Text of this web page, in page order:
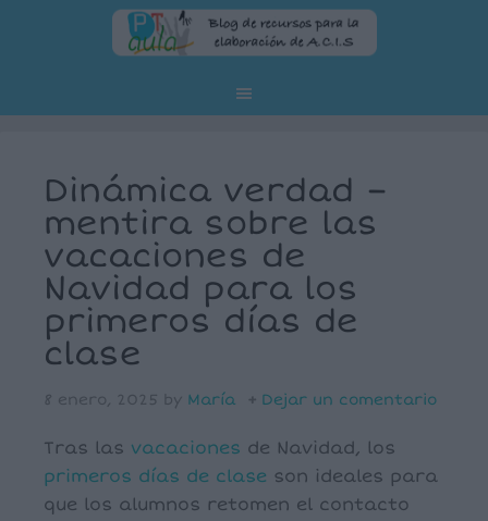
Dinámica verdad –
mentira sobre las
vacaciones de
Navidad para los
primeros días de
clase
8 enero, 2025 by María Dejar un comentario
Tras las vacaciones de Navidad, los
primeros días de clase son ideales para
que los alumnos retomen el contacto